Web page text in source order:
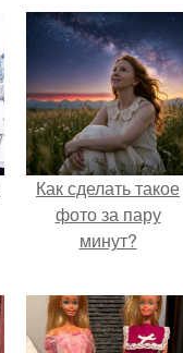
Как сделать такое
фото за пару
минут?